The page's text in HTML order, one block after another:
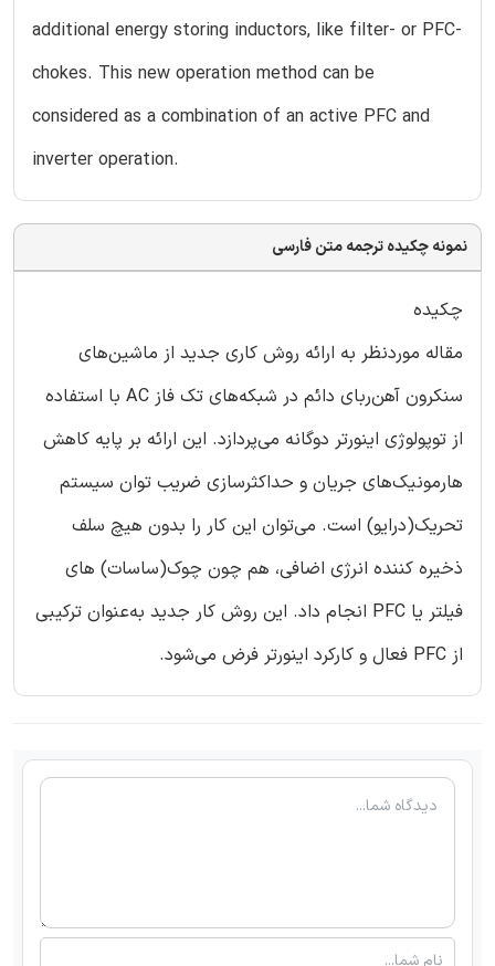
additional energy storing inductors, like filter- or PFC-
chokes. This new operation method can be
considered as a combination of an active PFC and
inverter operation.
نمونه چکیده ترجمه متن فارسی
چکیده
مقاله موردنظر به ارائه روش کاری جدید از ماشین‌های
سنکرون آهن‌ربای دائم در شبکه‌های تک فاز AC با استفاده
از توپولوژی اینورتر دوگانه می‌پردازد. این ارائه بر پایه کاهش
هارمونیک‌های جریان و حداکثرسازی ضریب توان سیستم
تحریک(درایو) است. می‌توان این کار را بدون هیچ سلف
ذخیره کننده انرژی اضافی، هم چون چوک(ساسات) ‌های
فیلتر یا PFC انجام داد. این روش کار جدید به‌عنوان ترکیبی
از PFC فعال و کارکرد اینورتر فرض می‌شود.